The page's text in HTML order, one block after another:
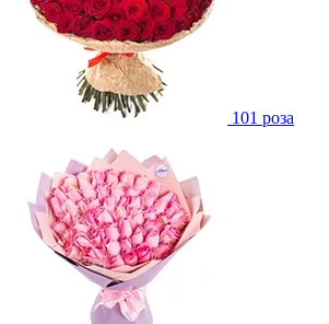
101 роза